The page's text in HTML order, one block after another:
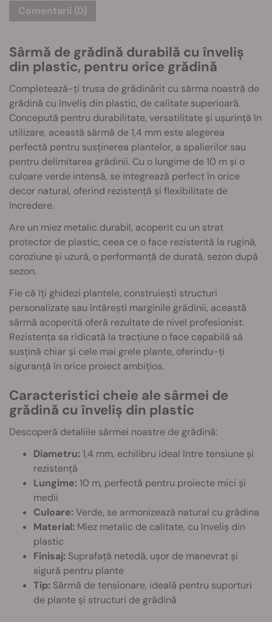
Comentarii (0)
Sârmă de grădină durabilă cu înveliș
din plastic, pentru orice grădină
Completează-ți trusa de grădinărit cu sârma noastră de
grădină cu înveliș din plastic, de calitate superioară.
Concepută pentru durabilitate, versatilitate și ușurință în
utilizare, această sârmă de 1,4 mm este alegerea
perfectă pentru susținerea plantelor, a spalierilor sau
pentru delimitarea grădinii. Cu o lungime de 10 m și o
culoare verde intensă, se integrează perfect în orice
decor natural, oferind rezistență și flexibilitate de
încredere.
Are un miez metalic durabil, acoperit cu un strat
protector de plastic, ceea ce o face rezistentă la rugină,
coroziune și uzură, o performanță de durată, sezon după
sezon.
Fie că îți ghidezi plantele, construiești structuri
personalizate sau întărești marginile grădinii, această
sârmă acoperită oferă rezultate de nivel profesionist.
Rezistența sa ridicată la tracțiune o face capabilă să
susțină chiar și cele mai grele plante, oferindu-ți
siguranță în orice proiect ambițios.
Caracteristici cheie ale sârmei de
grădină cu înveliș din plastic
Descoperă detaliile sârmei noastre de grădină:
Diametru: 1,4 mm, echilibru ideal între tensiune și
rezistență
Lungime: 10 m, perfectă pentru proiecte mici și
medii
Culoare: Verde, se armonizează natural cu grădina
Material: Miez metalic de calitate, cu înveliș din
plastic
Finisaj: Suprafață netedă, ușor de manevrat și
sigură pentru plante
Tip: Sârmă de tensionare, ideală pentru suporturi
de plante și structuri de grădină